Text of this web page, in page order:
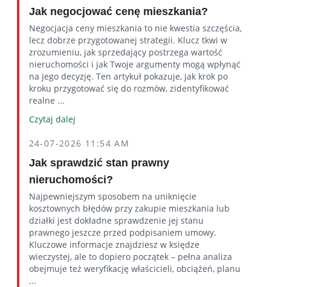
Jak negocjować cenę mieszkania?
Negocjacja ceny mieszkania to nie kwestia szczęścia,
lecz dobrze przygotowanej strategii. Klucz tkwi w
zrozumieniu, jak sprzedający postrzega wartość
nieruchomości i jak Twoje argumenty mogą wpłynąć
na jego decyzję. Ten artykuł pokazuje, jak krok po
kroku przygotować się do rozmów, zidentyfikować
realne ...
Czytaj dalej
24-07-2026 11:54 AM
Jak sprawdzić stan prawny
nieruchomości?
Najpewniejszym sposobem na uniknięcie
kosztownych błędów przy zakupie mieszkania lub
działki jest dokładne sprawdzenie jej stanu
prawnego jeszcze przed podpisaniem umowy.
Kluczowe informacje znajdziesz w księdze
wieczystej, ale to dopiero początek – pełna analiza
obejmuje też weryfikację właścicieli, obciążeń, planu
...